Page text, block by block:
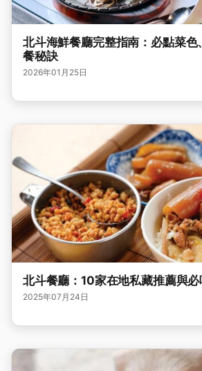
北斗海鮮餐廳完整指南：必點菜色
餐秘訣
2026年01月25日
北斗餐廳：10家在地私藏推薦與
2025年07月24日